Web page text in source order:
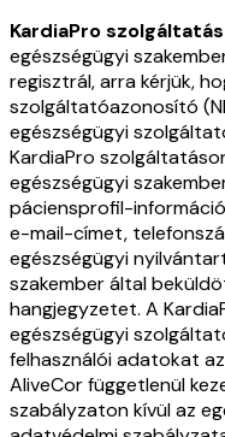
KardiaPro
egészségügyi
regisztrál, arra kérjük,
szolgáltatóazonosító
egészségügyi
KardiaPro
egészségügyi
páciensprofil-
e-mail-címet,
egészségügyi
szakember által
hangjegyzetet. A
egészségügyi
felhasználói adatokat
AliveCor függetlenül
szabályzaton kívül az